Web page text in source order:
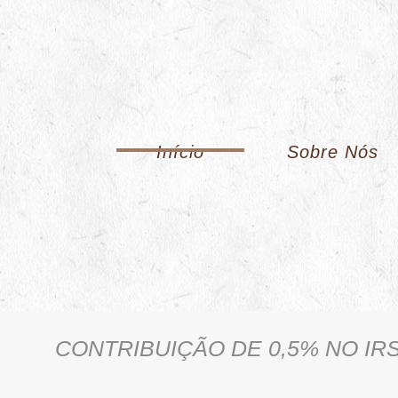
Início Sobre Nós
CONTRIBUIÇÃO DE 0,5% NO